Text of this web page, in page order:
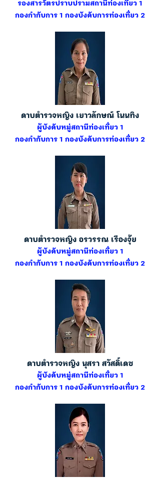
รองสารวัตรปราบปรามสถานีท่องเที่ยว 1
กองกำกับการ 1 กองบังคับการท่องเที่ยว 2
ดาบตำรวจหญิง เยาวลักษณ์ โนนทิง
ผู้บังคับหมู่สถานีท่องเที่ยว 1
กองกำกับการ 1 กองบังคับการท่องเที่ยว 2
ดาบตำรวจหญิง อรวรรณ เรืองจุ้ย
ผู้บังคับหมู่สถานีท่องเที่ยว 1
กองกำกับการ 1 กองบังคับการท่องเที่ยว 2
ดาบตำรวจหญิง นุสรา สวัสดิ์เดช
ผู้บังคับหมู่สถานีท่องเที่ยว 1
กองกำกับการ 1 กองบังคับการท่องเที่ยว 2